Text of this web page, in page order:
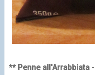
** Penne all'Arrabbiata-